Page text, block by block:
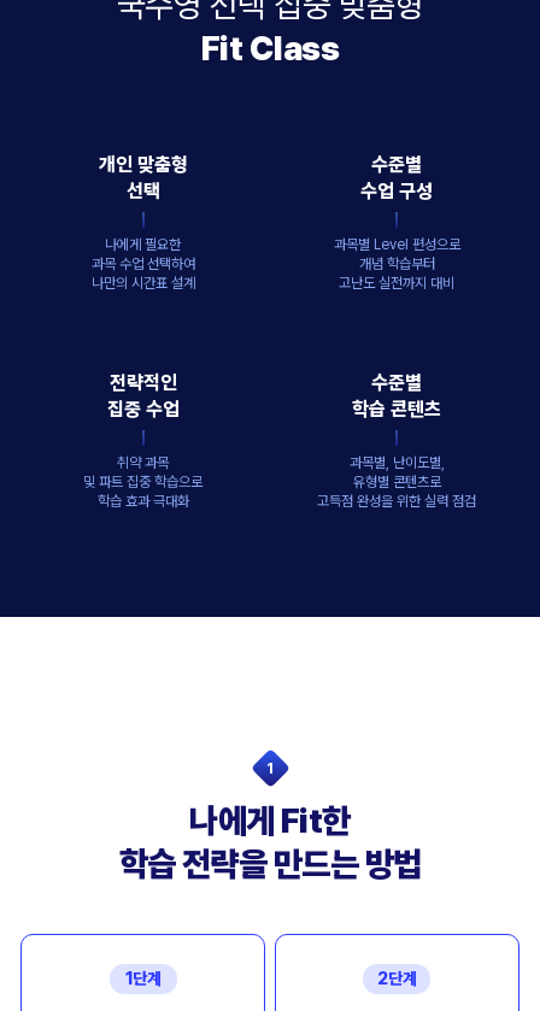
Fit Class
개인 맞춤형
선택
나에게 필요한
과목 수업 선택하여
나만의 시간표 설계
수준별
수업 구성
과목별 Level 편성으로
개념 학습부터
고난도 실전까지 대비
전략적인
집중 수업
취약 과목
및 파트 집중 학습으로
학습 효과 극대화
수준별
학습 콘텐츠
과목별, 난이도별,
유형별 콘텐츠로
고득점 완성을 위한 실력 점검
1
나에게 Fit한
학습 전략을 만드는 방법
1단계 2단계